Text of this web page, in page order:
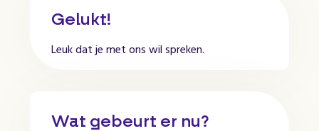
Gelukt!
Leuk dat je met ons wil spreken.
Wat gebeurt er nu?